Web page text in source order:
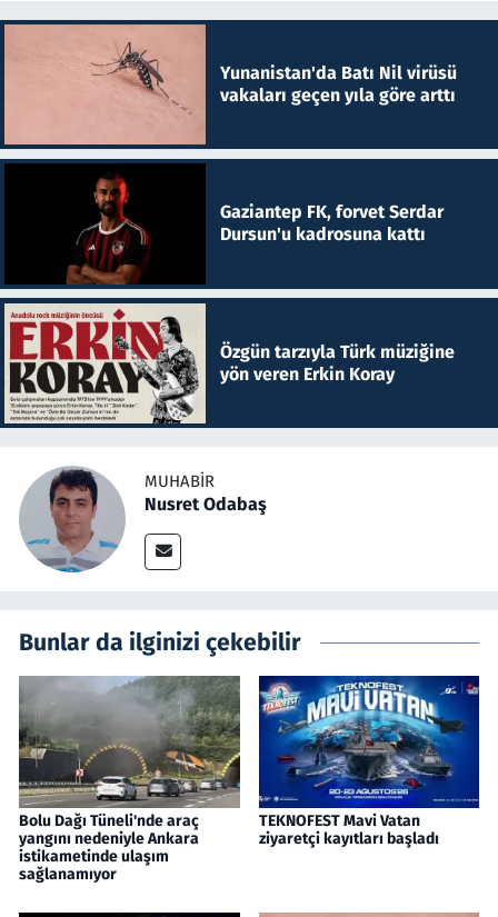
Yunanistan'da Batı Nil virüsü
vakaları geçen yıla göre arttı
Gaziantep FK, forvet Serdar
Dursun'u kadrosuna kattı
Özgün tarzıyla Türk müziğine
yön veren Erkin Koray
MUHABIR
Nusret Odabaş
Bunlar da ilginizi çekebilir
Bolu Dağı Tüneli'nde araç
yangını nedeniyle Ankara
istikametinde ulaşım
sağlanamıyor
TEKNOFEST Mavi Vatan
ziyaretçi kayıtları başladı